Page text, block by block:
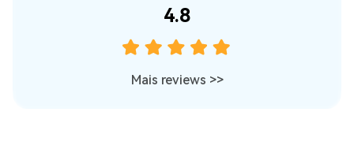
4.8
Mais reviews >>